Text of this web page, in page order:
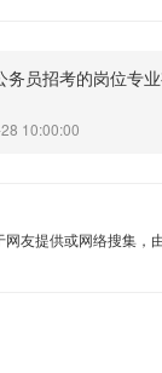
务员招考的岗位专
10:00:00
友提供或网络搜集，